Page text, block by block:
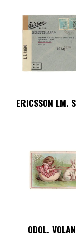
ERICSSON LM.
ODOL.